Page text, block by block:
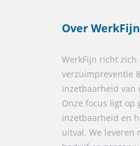
Over WerkFijn
WerkFijn richt zich
verzuimpreventie
inzetbaarheid van
Onze focus ligt op
inzetbaarheid en
uitval. We leveren